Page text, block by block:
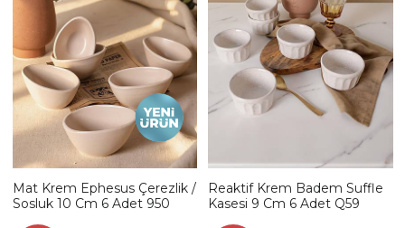
Mat Krem Ephesus Çerezlik /
Sosluk 10 Cm 6 Adet 950
Reaktif Krem Badem Suffle
Kasesi 9 Cm 6 Adet Q59